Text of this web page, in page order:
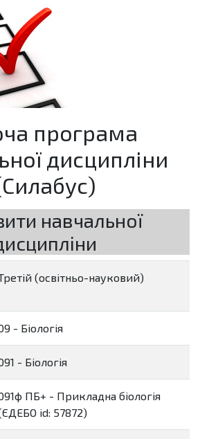
програма
дисципліни
навчальної
(освітньо-науковий)
- Біологія
- Біологія
ПБ+ - Прикладна біологія
id: 57872)